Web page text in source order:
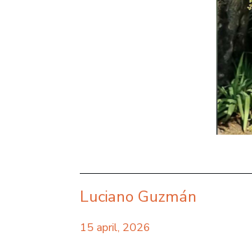
Luciano Guzmán
15 april, 2026